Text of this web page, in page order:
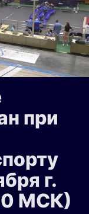
при
г.
МСК)